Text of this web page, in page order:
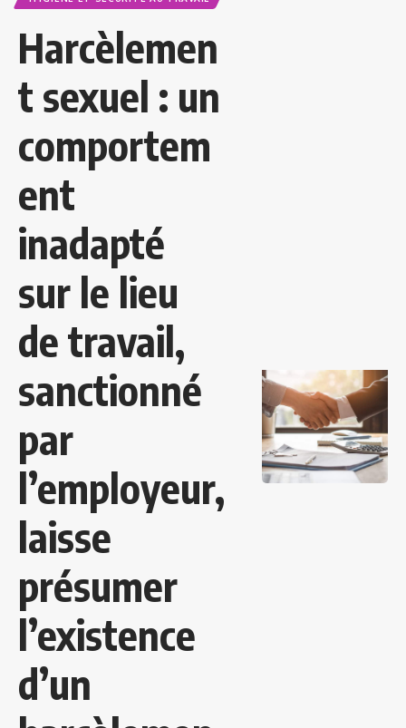
Harcèlemen
t sexuel : un
comportem
ent
inadapté
sur le lieu
de travail,
sanctionné
par
l’employeur,
laisse
présumer
l’existence
d’un